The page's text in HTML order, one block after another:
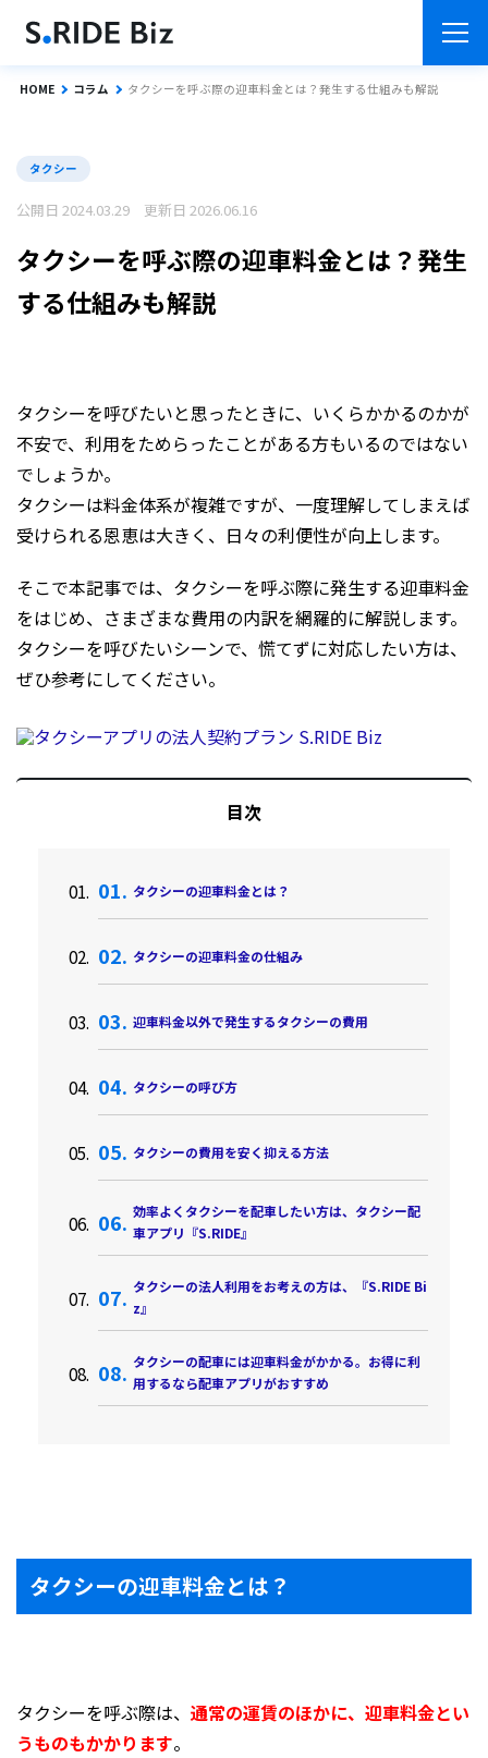
HOME コラム タクシーを呼ぶ際の迎車料金とは？発生する仕組みも解説
タクシー
公開日 2024.03.29 更新日 2026.06.16
タクシーを呼ぶ際の迎車料金とは？発生
する仕組みも解説
タクシーを呼びたいと思ったときに、いくらかかるのかが
不安で、利用をためらったことがある方もいるのではない
でしょうか。
タクシーは料金体系が複雑ですが、一度理解してしまえば
受けられる恩恵は大きく、日々の利便性が向上します。
そこで本記事では、タクシーを呼ぶ際に発生する迎車料金
をはじめ、さまざまな費用の内訳を網羅的に解説します。
タクシーを呼びたいシーンで、慌てずに対応したい方は、
ぜひ参考にしてください。
目次
タクシーの迎車料金とは？
タクシーの迎車料金の仕組み
迎車料金以外で発生するタクシーの費用
タクシーの呼び方
タクシーの費用を安く抑える方法
効率よくタクシーを配車したい方は、タクシー配
車アプリ『S.RIDE』
タクシーの法人利用をお考えの方は、『S.RIDE Bi
z』
タクシーの配車には迎車料金がかかる。お得に利
用するなら配車アプリがおすすめ
タクシーの迎車料金とは？
タクシーを呼ぶ際は、 通常の運賃のほかに、迎車料金とい
うものもかかります。